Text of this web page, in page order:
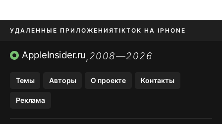
УДАЛЕННЫЕ ПРИЛОЖЕНИЯTIKTOK НА IPHONE
ПРИЛОЖЕНИЯ БЕЗ APP STORE
AppleInsider.ru,2008—2026
Темы Авторы О проекте Контакты
Реклама